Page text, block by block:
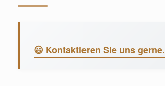
😃 Kontaktieren Sie uns gerne.